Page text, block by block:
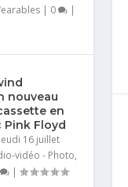
| 0 |
nouveau
en
Floyd
jeudi 16 juillet
vidéo - Photo,
|